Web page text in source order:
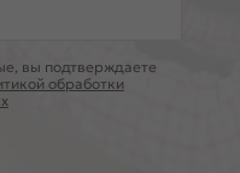
вы подтверждаете
обработки